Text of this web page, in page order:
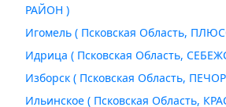
РАЙОН )
Игомель ( Псковская Область,
Идрица ( Псковская Область,
Изборск ( Псковская Область,
Ильинское ( Псковская Область,